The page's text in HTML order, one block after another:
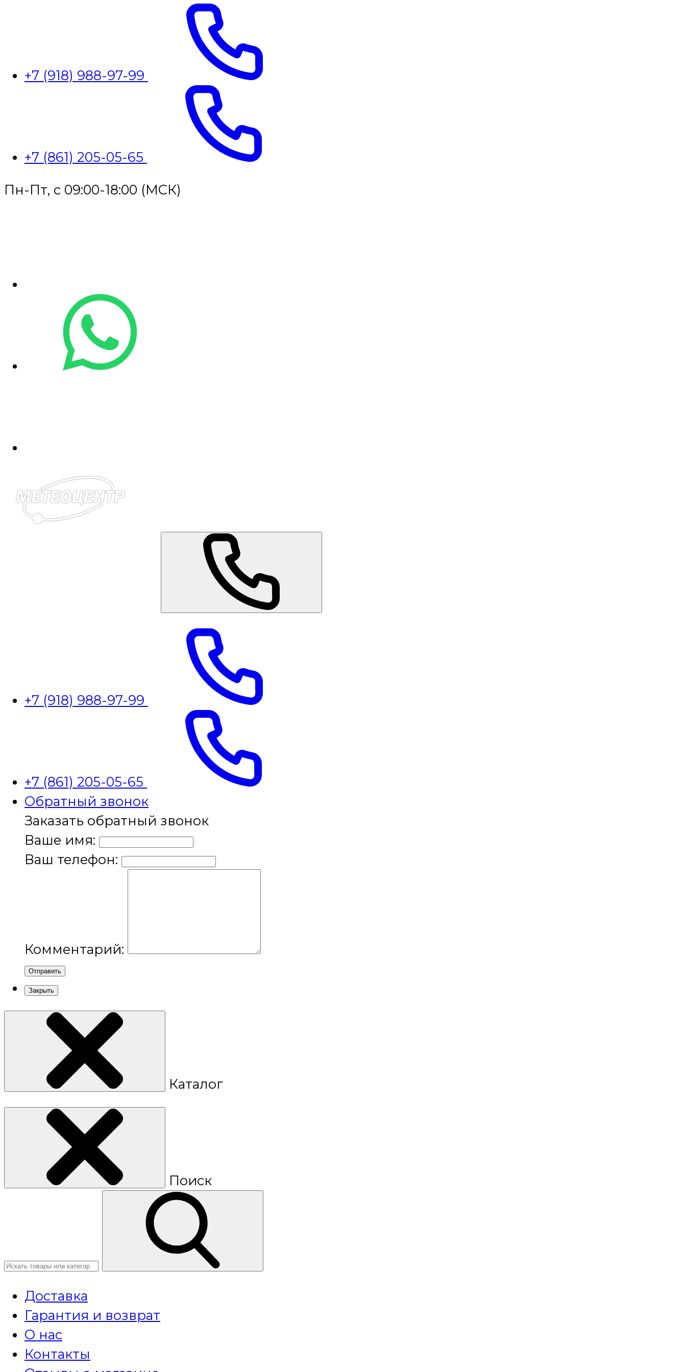
+7 (918) 988-97-99
+7 (861) 205-05-65
Пн-Пт, с 09:00-18:00 (МСК)
+7 (918) 988-97-99
+7 (861) 205-05-65
Обратный звонок
Заказать обратный звонок
Ваше имя:
Ваш телефон:
Комментарий:
Отправить
Закрыть
Каталог
Поиск
Доставка
Гарантия и возврат
О нас
Контакты